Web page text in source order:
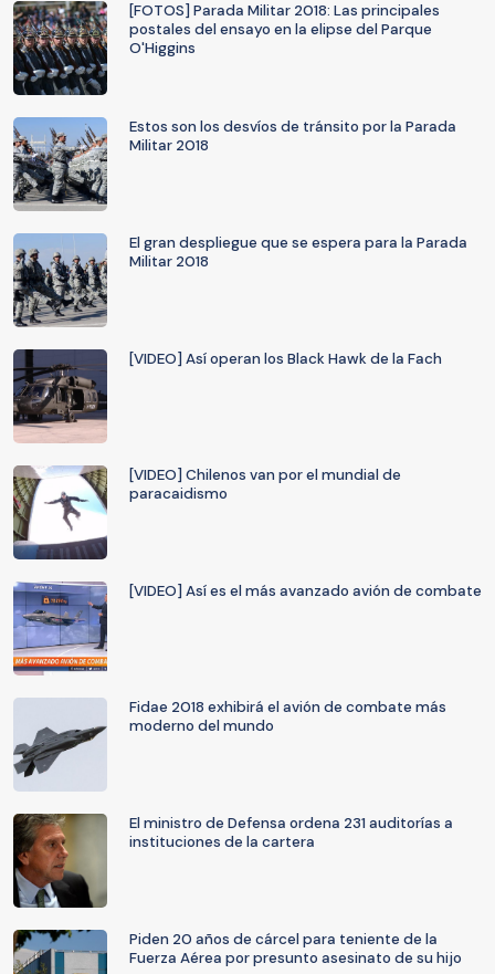
[FOTOS] Parada Militar 2018: Las principales
postales del ensayo en la elipse del Parque
O'Higgins
Estos son los desvíos de tránsito por la Parada
Militar 2018
El gran despliegue que se espera para la Parada
Militar 2018
[VIDEO] Así operan los Black Hawk de la Fach
[VIDEO] Chilenos van por el mundial de
paracaidismo
[VIDEO] Así es el más avanzado avión de combate
Fidae 2018 exhibirá el avión de combate más
moderno del mundo
El ministro de Defensa ordena 231 auditorías a
instituciones de la cartera
Piden 20 años de cárcel para teniente de la
Fuerza Aérea por presunto asesinato de su hijo